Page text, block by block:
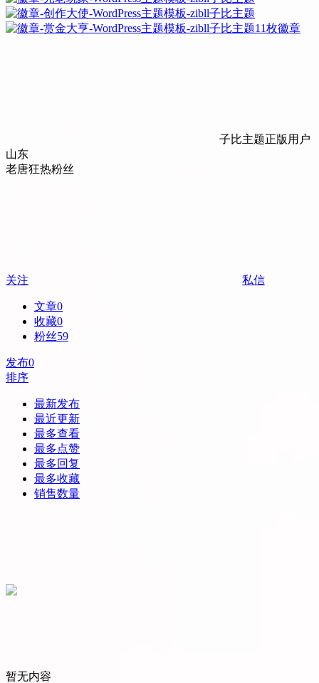
11枚徽章
子比主题正版用户
山东
老唐狂热粉丝
关注 私信
文章0
收藏0
粉丝59
发布0
排序
最新发布
最近更新
最多查看
最多点赞
最多回复
最多收藏
销售数量
暂无内容